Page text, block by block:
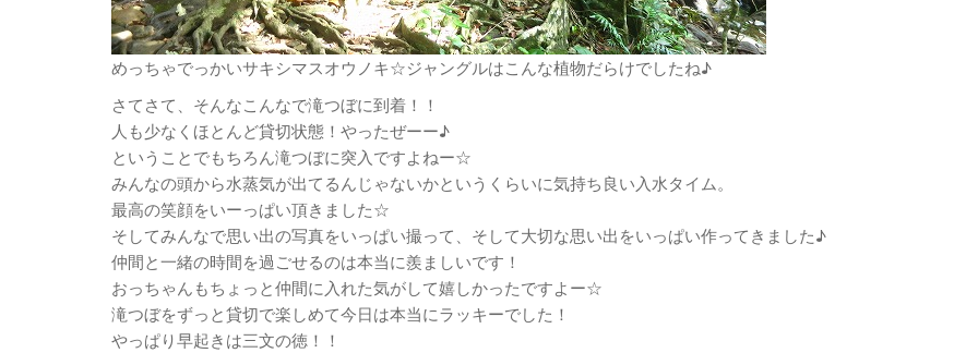
めっちゃでっかいサキシマスオウノキ☆ジャングルはこんな植物だらけでしたね♪
さてさて、そんなこんなで滝つぼに到着！！
人も少なくほとんど貸切状態！やったぜーー♪
ということでもちろん滝つぼに突入ですよねー☆
みんなの頭から水蒸気が出てるんじゃないかというくらいに気持ち良い入水タイム。
最高の笑顔をいーっぱい頂きました☆
そしてみんなで思い出の写真をいっぱい撮って、そして大切な思い出をいっぱい作ってきました♪
仲間と一緒の時間を過ごせるのは本当に羨ましいです！
おっちゃんもちょっと仲間に入れた気がして嬉しかったですよー☆
滝つぼをずっと貸切で楽しめて今日は本当にラッキーでした！
やっぱり早起きは三文の徳！！